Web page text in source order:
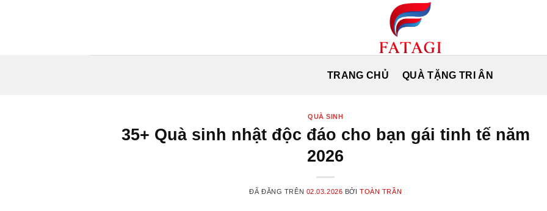
TRANG CHỦ QUÀ TẶNG TRI ÂN
QUÀ SINH
35+ Quà sinh nhật độc đáo cho bạn gái tinh tế năm
2026
ĐÃ ĐĂNG TRÊN 02.03.2026 BỞITOÀN TRẦN